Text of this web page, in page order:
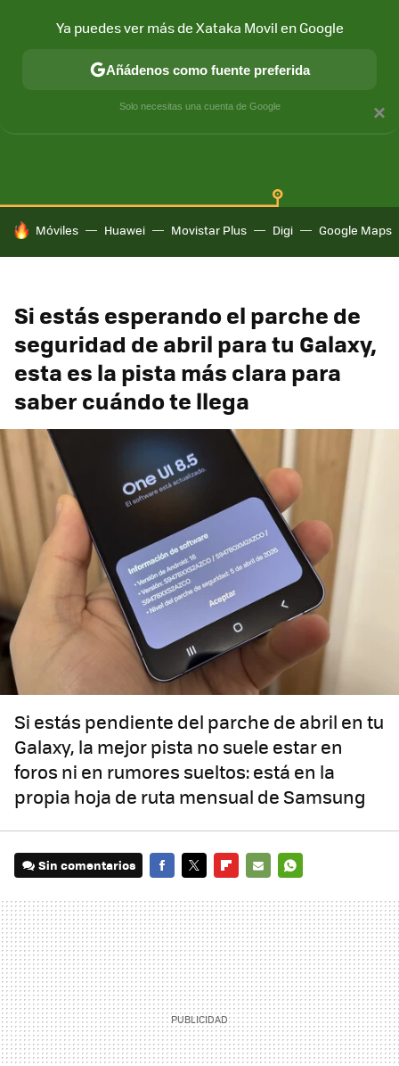
HOY SE HABLA DE
Móviles Huawei Movistar Plus Digi Google Maps
Si estás esperando el parche de
seguridad de abril para tu Galaxy,
esta es la pista más clara para
saber cuándo te llega
Si estás pendiente del parche de abril en tu
Galaxy, la mejor pista no suele estar en
foros ni en rumores sueltos: está en la
propia hoja de ruta mensual de Samsung
Sin comentarios
MAIL
×
Ya puedes ver más de Xataka Movil en Google
Añádenos como fuente preferida
Solo necesitas una cuenta de Google